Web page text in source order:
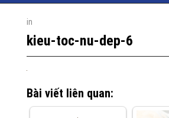
in
kieu-toc-nu-dep-6
Bài viết liên quan: